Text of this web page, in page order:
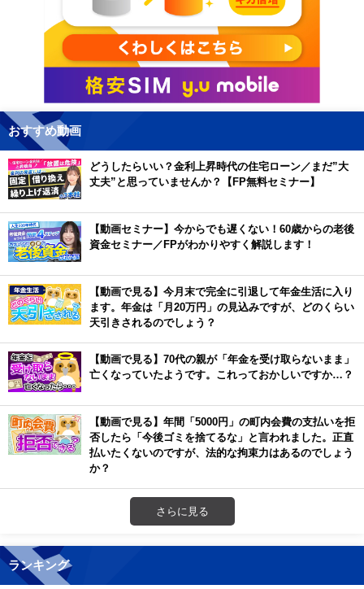
おすすめ動画
どうしたらいい？金利上昇時代の住宅ローン／まだ”大
丈夫”と思っていませんか？【FP無料セミナー】
【動画セミナー】今からでも遅くない！60歳からの老後
資金セミナー／FPがわかりやすく解説します！
【動画で見る】今月末で完全に引退して年金生活に入り
ます。年金は「月20万円」の見込みですが、どのくらい
天引きされるのでしょう？
【動画で見る】70代の親が「年金を受け取らないまま」
亡くなっていたようです。これっておかしいですか…？
【動画で見る】年間「5000円」の町内会費の支払いを拒
否したら「今後ゴミを捨てるな」と言われました。正直
払いたくないのですが、法的な拘束力はあるのでしょう
か？
さらに見る
ランキング